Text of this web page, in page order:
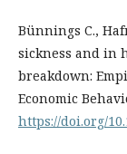
Bünnings C.,
sickness and in
breakdown:
Economic
https://doi.org/